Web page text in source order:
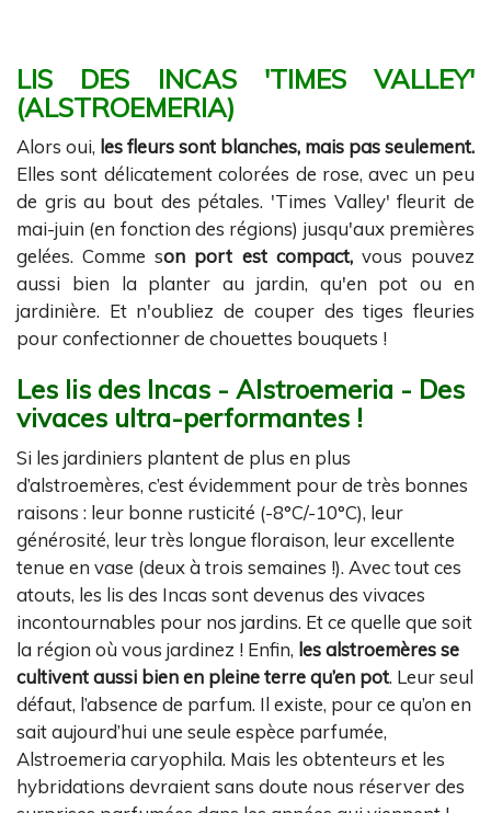
LIS DES INCAS 'TIMES VALLEY'
(ALSTROEMERIA)
Alors oui, les fleurs sont blanches, mais pas seulement.
Elles sont délicatement colorées de rose, avec un peu
de gris au bout des pétales. 'Times Valley' fleurit de
mai-juin (en fonction des régions) jusqu'aux premières
gelées. Comme son port est compact,vous pouvez
aussi bien la planter au jardin, qu'en pot ou en
jardinière. Et n'oubliez de couper des tiges fleuries
pour confectionner de chouettes bouquets !
Les lis des Incas - Alstroemeria - Des
vivaces ultra-performantes !
Si les jardiniers plantent de plus en plus
d’alstroemères, c’est évidemment pour de très bonnes
raisons : leur bonne rusticité (-8°C/-10°C), leur
générosité, leur très longue floraison, leur excellente
tenue en vase (deux à trois semaines !). Avec tout ces
atouts, les lis des Incas sont devenus des vivaces
incontournables pour nos jardins. Et ce quelle que soit
la région où vous jardinez ! Enfin, les alstroemères se
cultivent aussi bien en pleine terre qu’en pot. Leur seul
défaut, l’absence de parfum. Il existe, pour ce qu’on en
sait aujourd’hui une seule espèce parfumée,
Alstroemeria caryophila. Mais les obtenteurs et les
hybridations devraient sans doute nous réserver des